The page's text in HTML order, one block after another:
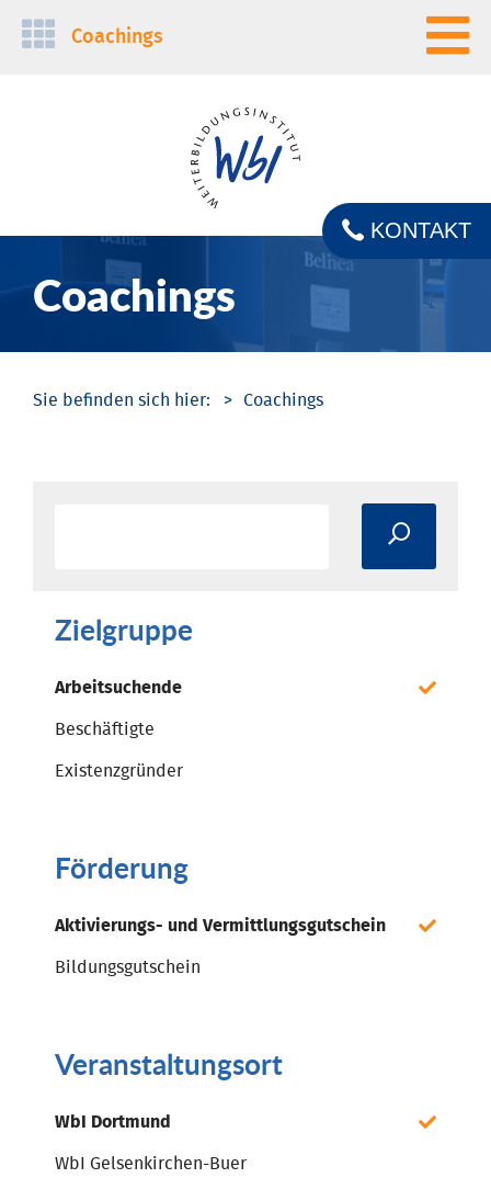
Navigation
Coachings
Coachings
KONTAKT
Coachings
Zielgruppe
Arbeitsuchende
Beschäftigte
Existenzgründer
Förderung
Aktivierungs- und Vermittlungsgutschein
Bildungsgutschein
Veranstaltungsort
WbI Dortmund
WbI Gelsenkirchen-Buer